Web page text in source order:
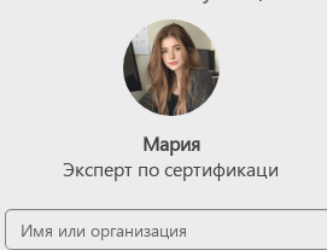
Мария
Эксперт по сертификаци